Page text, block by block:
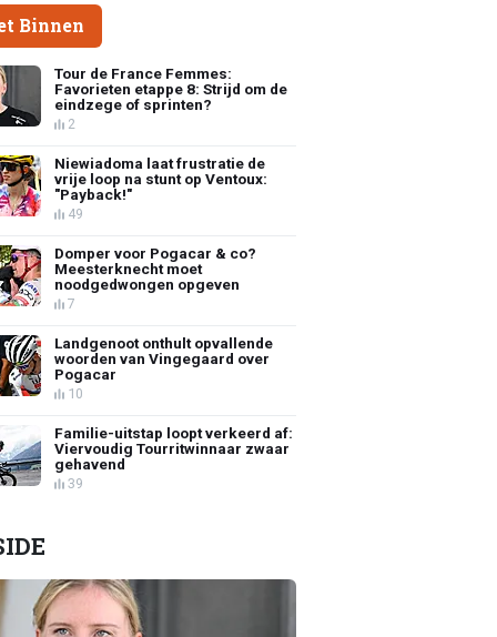
Binnen
Tour de France Femmes:
Favorieten etappe 8: Strijd om de
eindzege of sprinten?
2
Niewiadoma laat frustratie de
vrije loop na stunt op Ventoux:
"Payback!"
49
Domper voor Pogacar & co?
Meesterknecht moet
noodgedwongen opgeven
7
Landgenoot onthult opvallende
woorden van Vingegaard over
Pogacar
10
Familie-uitstap loopt verkeerd af:
Viervoudig Tourritwinnaar zwaar
gehavend
39